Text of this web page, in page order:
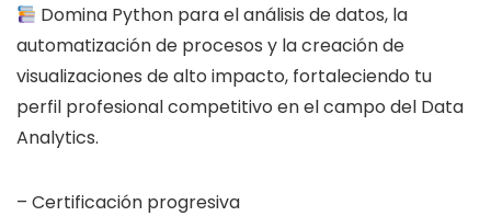
Domina Python para el análisis de datos, la
automatización de procesos y la creación de
visualizaciones de alto impacto, fortaleciendo tu
perfil profesional competitivo en el campo del Data
Analytics.
– Certificación progresiva